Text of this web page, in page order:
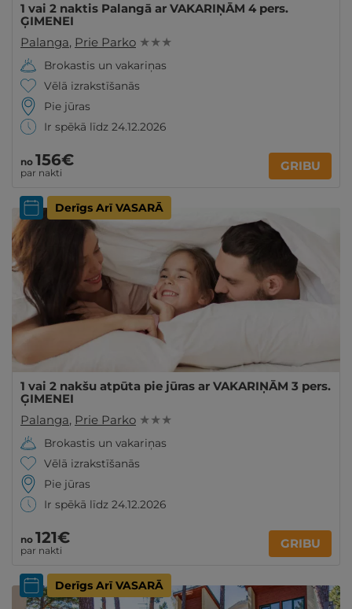
1 vai 2 naktis Palangā ar VAKARIŅĀM 4 pers.
ĢIMENEI
Palanga, Prie Parko ★ ★ ★
Brokastis un vakariņas
Vēlā izrakstīšanās
Pie jūras
Ir spēkā līdz 24.12.2026
no 156€
par nakti GRIBU
Derīgs Arī VASARĀ
1 vai 2 nakšu atpūta pie jūras ar VAKARIŅĀM 3 pers.
ĢIMENEI
Palanga, Prie Parko ★ ★ ★
Brokastis un vakariņas
Vēlā izrakstīšanās
Pie jūras
Ir spēkā līdz 24.12.2026
no 121€
par nakti GRIBU
Derīgs Arī VASARĀ